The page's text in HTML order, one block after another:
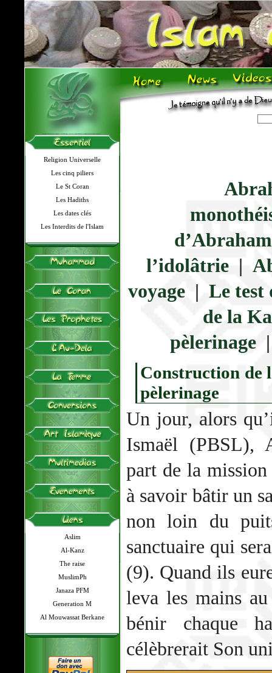
Religion Universelle
Les cinq piliers
Le St Coran
Les Hadiths
Les dates clés
Les Interdits de l'Islam
Aslim
Al-Kanz
The raise
MuslimPh
Janaza PFM
Generation M
Al Mouwassat Berkane
d’Abraham
l’idolâtrie |
voyage| Le test
de la
pèlerinage
Construction de
pèlerinage
Un jour, alors
Ismaël (PBSL),
part de la
à savoir bâtir un
non loin du
sanctuaire qui
(9). Quand ils
leva les mains
bénir chaque
célèbrerait Son